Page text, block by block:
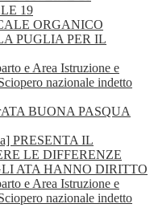
19
ORGANICO
PUGLIA PER IL
e Area Istruzione e
nazionale indetto
BUONA PASQUA
PRESENTA IL
LE DIFFERENZE
ATA HANNO DIRITTO
e Area Istruzione e
nazionale indetto